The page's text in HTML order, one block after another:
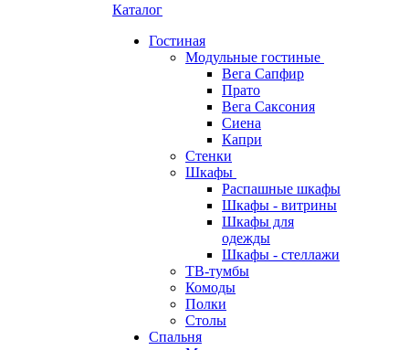
Каталог
Гостиная
Модульные гостиные
Вега Сапфир
Прато
Вега Саксония
Сиена
Капри
Стенки
Шкафы
Распашные шкафы
Шкафы - витрины
Шкафы для
одежды
Шкафы - стеллажи
ТВ-тумбы
Комоды
Полки
Столы
Спальня